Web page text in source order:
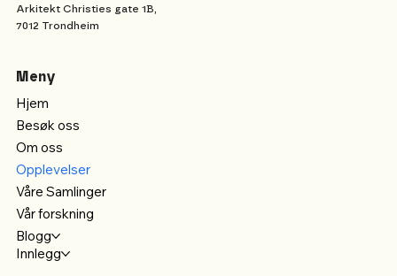
Arkitekt Christies gate 1B,
7012 Trondheim
Meny
Hjem
Besøk oss
Om oss
Opplevelser
Våre Samlinger
Vår forskning
Blogg
Innlegg